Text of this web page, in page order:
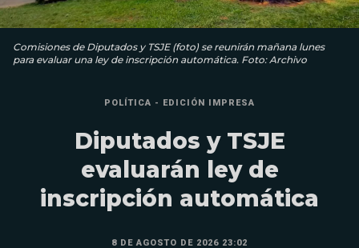
Comisiones de Diputados y TSJE (foto) se reunirán mañana lunes
para evaluar una ley de inscripción automática. Foto: Archivo
POLÍTICA - EDICIÓN IMPRESA
Diputados y TSJE
evaluarán ley de
inscripción automática
8 DE AGOSTO DE 2026 23:02